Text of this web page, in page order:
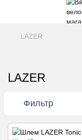
LAZER
LAZER
Фильтр